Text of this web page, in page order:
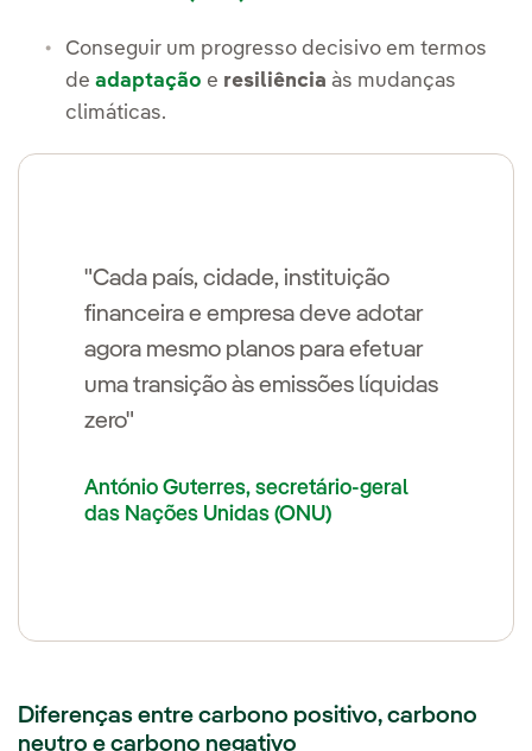
Conseguir um progresso decisivo em termos
de adaptação e resiliência às mudanças
climáticas.
"Cada país, cidade, instituição
financeira e empresa deve adotar
agora mesmo planos para efetuar
uma transição às emissões líquidas
zero"
António Guterres, secretário-geral
das Nações Unidas (ONU)
Diferenças entre carbono positivo, carbono
neutro e carbono negativo